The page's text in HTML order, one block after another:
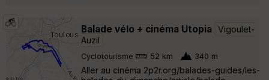
Balade vélo + cinéma Utopia
Vigoulet-
Auzil
Cyclotourisme 52 km 340 m
Aller au cinéma 2p2r.org/balades-guides/les-